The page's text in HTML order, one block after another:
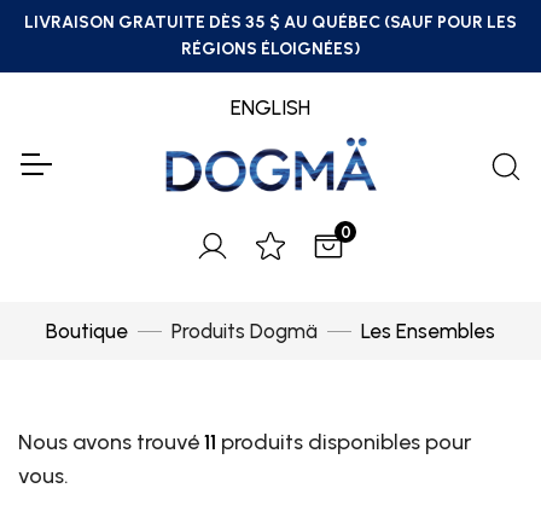
LIVRAISON GRATUITE DÈS 35 $ AU QUÉBEC (SAUF POUR LES
RÉGIONS ÉLOIGNÉES)
ENGLISH
0
Boutique Produits Dogmä Les Ensembles
Nous avons trouvé11 produits disponibles pour
vous.